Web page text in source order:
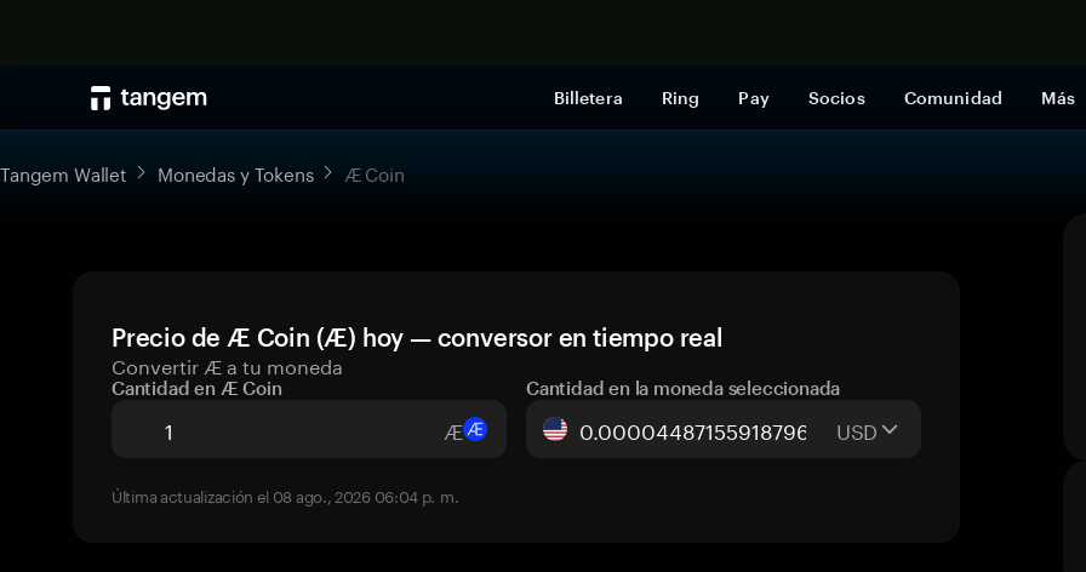
Billetera Ring Pay Socios Comunidad Más
Tangem Wallet Monedas y Tokens Æ Coin
Precio de Æ Coin (Æ) hoy — conversor en tiempo real
Convertir Æ a tu moneda
Cantidad en Æ Coin
Æ
Cantidad en la moneda seleccionada
USD
Última actualización el 08 ago., 2026 06:04 p. m.